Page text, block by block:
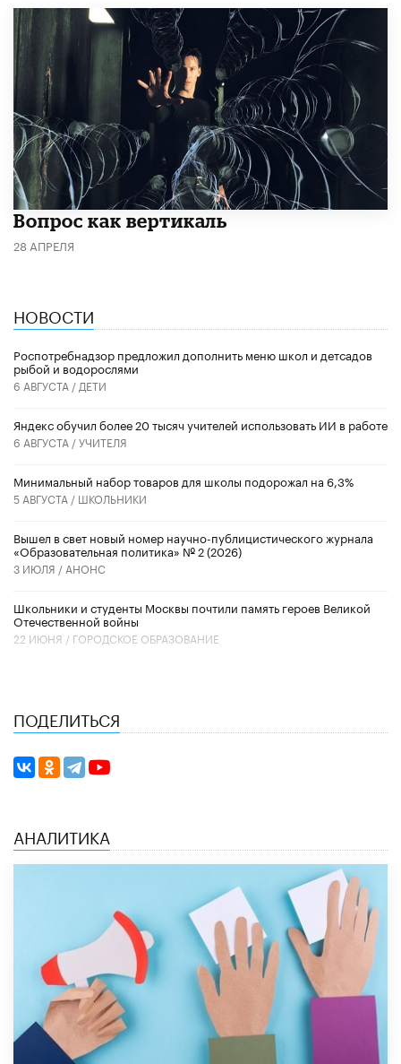
​Вопрос как вертикаль
28 АПРЕЛЯ
НОВОСТИ
Роспотребнадзор предложил дополнить меню школ и детсадов
рыбой и водорослями
6 АВГУСТА / ДЕТИ
​Яндекс обучил более 20 тысяч учителей использовать ИИ в работе
6 АВГУСТА /УЧИТЕЛЯ
Минимальный набор товаров для школы подорожал на 6,3%
5 АВГУСТА / ШКОЛЬНИКИ
Вышел в свет новый номер научно-публицистического журнала
«Образовательная политика» № 2 (2026)
3 ИЮЛЯ / АНОНС
Школьники и студенты Москвы почтили память героев Великой
Отечественной войны
22 ИЮНЯ / ГОРОДСКОЕ ОБРАЗОВАНИЕ
ПОДЕЛИТЬСЯ
АНАЛИТИКА